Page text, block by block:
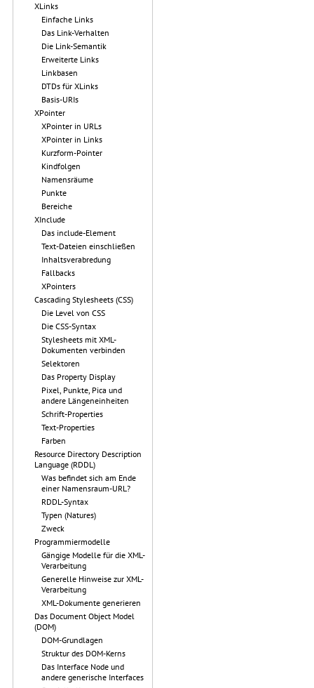
XLinks
Einfache Links
Das Link-Verhalten
Die Link-Semantik
Erweiterte Links
Linkbasen
DTDs für XLinks
Basis-URIs
XPointer
XPointer in URLs
XPointer in Links
Kurzform-Pointer
Kindfolgen
Namensräume
Punkte
Bereiche
XInclude
Das include-Element
Text-Dateien einschließen
Inhaltsverabredung
Fallbacks
XPointers
Cascading Stylesheets (CSS)
Die Level von CSS
Die CSS-Syntax
Stylesheets mit XML-
Dokumenten verbinden
Selektoren
Das Property Display
Pixel, Punkte, Pica und
andere Längeneinheiten
Schrift-Properties
Text-Properties
Farben
Resource Directory Description
Language (RDDL)
Was befindet sich am Ende
einer Namensraum-URL?
RDDL-Syntax
Typen (Natures)
Zweck
Programmiermodelle
Gängige Modelle für die XML-
Verarbeitung
Generelle Hinweise zur XML-
Verarbeitung
XML-Dokumente generieren
Das Document Object Model
(DOM)
DOM-Grundlagen
Struktur des DOM-Kerns
Das Interface Node und
andere generische Interfaces